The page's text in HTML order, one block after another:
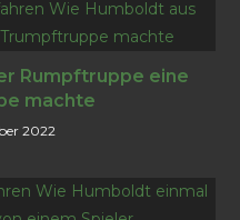
Rumpftruppe eine
machte
2022